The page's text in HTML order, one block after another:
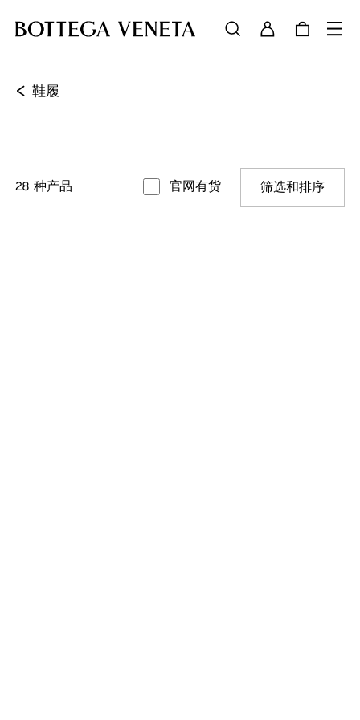
< 鞋履
28 种产品 官网有货 筛选和排序